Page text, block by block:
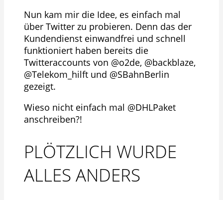
Nun kam mir die Idee, es einfach mal
über Twitter zu probieren. Denn das der
Kundendienst einwandfrei und schnell
funktioniert haben bereits die
Twitteraccounts von @o2de, @backblaze,
@Telekom_hilft und @SBahnBerlin
gezeigt.
Wieso nicht einfach mal @DHLPaket
anschreiben?!
PLÖTZLICH WURDE
ALLES ANDERS